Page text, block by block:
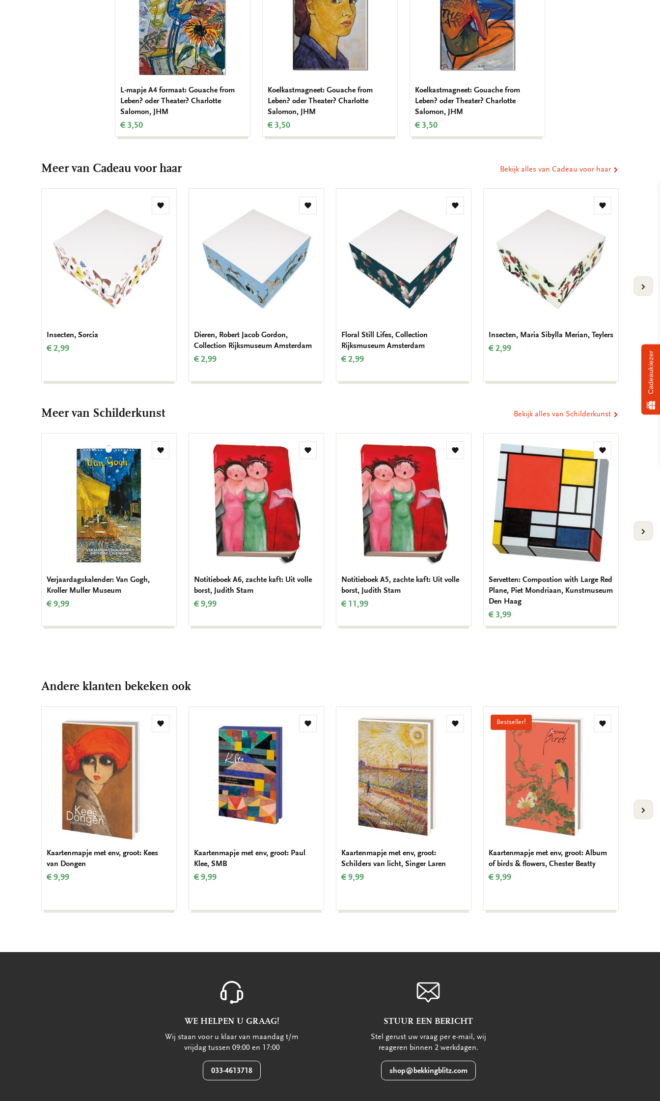
L-mapje A4 formaat: Gouache from
Leben? oder Theater? Charlotte
Salomon, JHM
€ 3,50
Koelkastmagneet: Gouache from
Leben? oder Theater? Charlotte
Salomon, JHM
€ 3,50
Koelkastmagneet: Gouache from
Leben? oder Theater? Charlotte
Salomon, JHM
€ 3,50
Meer van Cadeau voor haar Bekijk alles van Cadeau voor haar
Toevoegen
Insecten, Sorcia
€ 2,99
Toevoegen
Dieren, Robert Jacob Gordon,
Collection Rijksmuseum Amsterdam
€ 2,99
Toevoegen
Floral Still Lifes, Collection
Rijksmuseum Amsterdam
€ 2,99
Toevoegen
Insecten, Maria Sibylla Merian, Teylers
€ 2,99
€ 9,99
Meer van Schilderkunst Bekijk alles van Schilderkunst
Toevoegen
Verjaardagskalender: Van Gogh,
Kroller Muller Museum
€ 9,99
Toevoegen
Notitieboek A6, zachte kaft: Uit volle
borst, Judith Stam
€ 9,99
Toevoegen
Notitieboek A5, zachte kaft: Uit volle
borst, Judith Stam
€ 11,99
Toevoegen
aan
verlanglijst
Servetten: Compostion with Large Red
Plane, Piet Mondriaan, Kunstmuseum
Den Haag
€ 3,99
Andere klanten bekeken ook
Toevoegen
Kaartenmapje met env, groot: Kees
van Dongen
€ 9,99
Toevoegen
Kaartenmapje met env, groot: Paul
Klee, SMB
€ 9,99
Toevoegen
Kaartenmapje met env, groot:
Schilders van licht, Singer Laren
€ 9,99
Bestseller!
Toevoegen
Kaartenmapje met env, groot: Album
of birds & flowers, Chester Beatty
€ 9,99
WE HELPEN U GRAAG!
Wij staan voor u klaar van maandag t/m
vrijdag tussen 09:00 en 17:00
033-4613718
STUUR EEN BERICHT
Stel gerust uw vraag per e-mail, wij
reageren binnen 2 werkdagen.
shop@bekkingblitz.com
Cadeaukiezer